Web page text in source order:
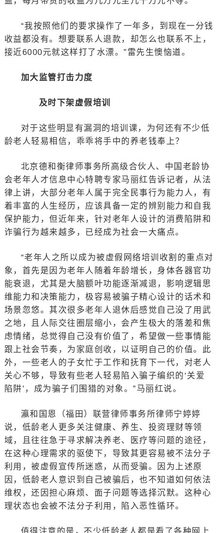
“我按照他们的要求操作了一年多，到现在一分钱
收益都没有。想要联系人退款，却怎么也联系不上，
接近6000元就这样打了水漂。”雷先生懊恼道。
加大监管打击力度
及时下架虚假培训
对于这些明显有漏洞的培训课，为何还有不少低
龄老人轻易相信，乖乖将手中的养老钱奉上？
北京德和衡律师事务所高级合伙人、中国老龄协
会老年人才信息中心特聘专家马丽红告诉记者，从法
律上讲，大部分老年人属于完全民事行为能力人，有
着丰富的人生经历，应该具备一定的辨别能力和自我
保护能力，但近年来，针对老年人设计的消费陷阱和
诈骗行为越来越多，已经成为社会一大痛点。
“老年人之所以成为被虚假网络培训收割的重点对
象，首先是因为老年人随着年龄增长，身体各器官功
能衰退，尤其是大脑额叶功能逐渐减退，影响逻辑思
维能力和决策能力，极容易被骗子精心设计的话术和
场景忽悠。其次很多老年人退休后感觉自己没了用武
之地，且人际交往圈层缩小，会产生极大的落差和焦
虑情绪，总觉得自己没有价值了，希望做一些事情能
跟上社会节奏，为家庭创收，以证明自己的价值。此
外，一些老人的子女忙于工作和抚育下一代，对老人
关心不够，导致有些老人轻易陷入骗子编织的‘关爱
陷阱’，成为骗子们围猎的对象。”马丽红说。
瀛和国恩（福田）联营律师事务所律师宁婷婷
说，低龄老人更多关注健康、养生、投资理财等领
域，且往往急于寻求解决养老、医疗等问题的途径，
在这种心理需求的驱使下，导致其更容易被不法分子
利用，被虚假宣传所迷惑，从而受骗。因为上述原
因，低龄老人意识到自己被骗后，也不知道如何依法
维权，还因担心麻烦、面子问题等选择沉默。这种心
理状态也会被不法分子利用，陷入恶性循环。